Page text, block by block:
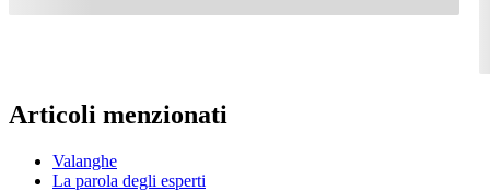
Articoli menzionati
Valanghe
La parola degli esperti